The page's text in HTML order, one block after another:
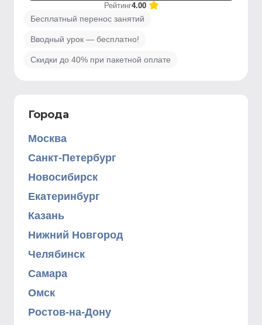
Рейтинг4.00
Бесплатный перенос занятий
Вводный урок — бесплатно!
Скидки до 40% при пакетной оплате
Города
Москва
Санкт-Петербург
Новосибирск
Екатеринбург
Казань
Нижний Новгород
Челябинск
Самара
Омск
Ростов-на-Дону